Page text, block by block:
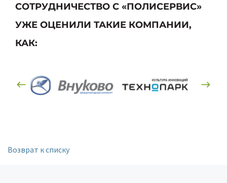
СОТРУДНИЧЕСТВО С «ПОЛИСЕРВИС»
УЖЕ ОЦЕНИЛИ ТАКИЕ КОМПАНИИ,
КАК:
Возврат к списку